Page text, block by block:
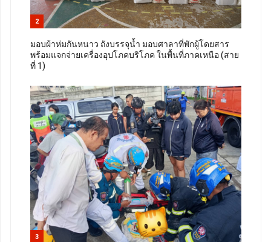
2
มอบผ้าห่มกันหนาว ถังบรรจุน้ำ มอบศาลาที่พักผู้โดยสาร
พร้อมแจกจ่ายเครื่องอุปโภคบริโภค ในพื้นที่ภาคเหนือ (สาย
ที่ 1)
3